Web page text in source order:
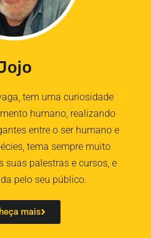
tem uma curiosidade
humano, realizando
entre o ser humano e
tema sempre muito
suas palestras e cursos, e
pelo seu público.
mais